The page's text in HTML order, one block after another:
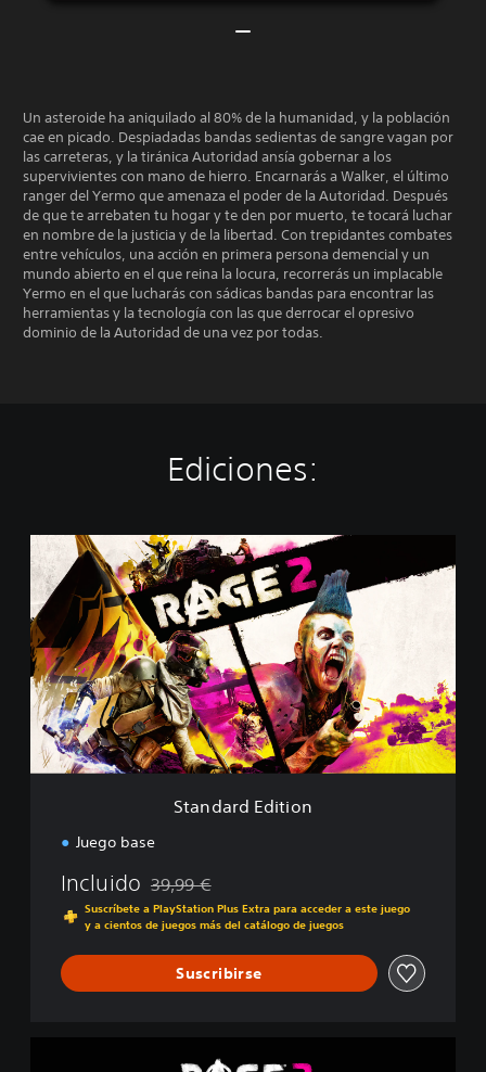
Un asteroide ha aniquilado al 80% de la humanidad, y la población
cae en picado. Despiadadas bandas sedientas de sangre vagan por
las carreteras, y la tiránica Autoridad ansía gobernar a los
supervivientes con mano de hierro. Encarnarás a Walker, el último
ranger del Yermo que amenaza el poder de la Autoridad. Después
de que te arrebaten tu hogar y te den por muerto, te tocará luchar
en nombre de la justicia y de la libertad. Con trepidantes combates
entre vehículos, una acción en primera persona demencial y un
mundo abierto en el que reina la locura, recorrerás un implacable
Yermo en el que lucharás con sádicas bandas para encontrar las
herramientas y la tecnología con las que derrocar el opresivo
dominio de la Autoridad de una vez por todas.
Ediciones:
S
t
n
d
a
r
d
E
t
Standard Edition
Juego base
Incluido Rebajado del precio original de 39,99 €
39,99 €
Suscríbete a PlayStation Plus Extra para acceder a este juego
y a cientos de juegos más del catálogo de juegos
Suscribirse